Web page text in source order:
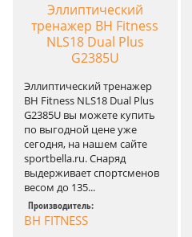
Эллиптический
тренажер BH Fitness
NLS18 Dual Plus
G2385U
Эллиптический тренажер
BH Fitness NLS18 Dual Plus
G2385U вы можете купить
по выгодной цене уже
сегодня, на нашем сайте
sportbella.ru. Снаряд
выдерживает спортсменов
весом до 135...
Производитель:
BH FITNESS